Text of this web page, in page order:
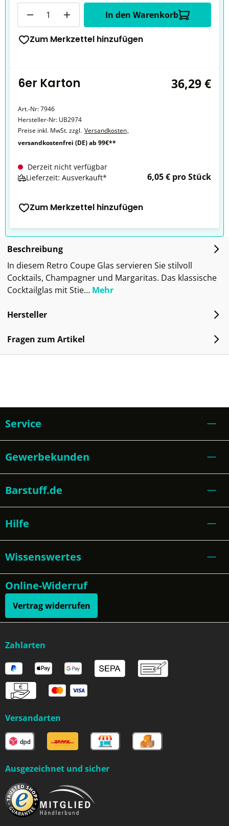
In den Warenkorb
Zum Merkzettel hinzufügen
6er Karton 36,29 €
Art.-Nr:7946
Hersteller-Nr: UB2974
Preise inkl. MwSt. zzgl. Versandkosten,
versandkostenfrei (DE) ab 99€**
Derzeit nicht verfügbar
Lieferzeit: Ausverkauft*
6,05 € pro Stück
Zum Merkzettel hinzufügen
Beschreibung
In diesem Retro Coupe Glas servieren Sie stilvoll
Cocktails, Champagner und Margaritas. Das klassische
Cocktailglas mit Stie… Mehr
Hersteller
Fragen zum Artikel
Service
Gewerbekunden
Barstuff.de
Hilfe
Wissenswertes
Online-Widerruf
Vertrag widerrufen
Zahlarten
Versandarten
Ausgezeichnet und sicher